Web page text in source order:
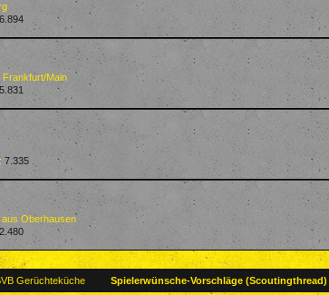
6.894
Frankfurt/Main
5.831
7.335
aus Oberhausen
2.480
Gerüchteküche Spielerwünsche-Vorschläge (Scoutingthread)